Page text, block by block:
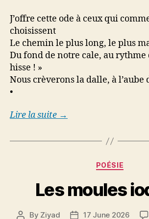
J’offre cette ode à ceux qui
choisissent
Le chemin le plus long, le plus
Du fond de notre cale, au rythme
hisse ! »
Nous crèverons la dalle, à l’aube
•
Lire la suite →
Categories
POÉSIE
Les moules
Post
By Ziyad
Post17 June 2026